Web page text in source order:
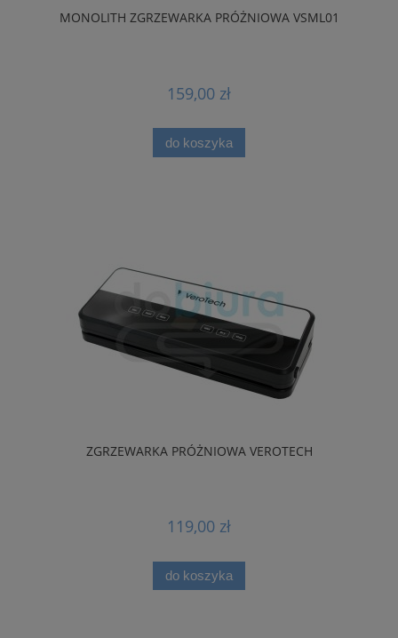
MONOLITH ZGRZEWARKA PRÓŻNIOWA VSML01
159,00 zł
do koszyka
ZGRZEWARKA PRÓŻNIOWA VEROTECH
119,00 zł
do koszyka